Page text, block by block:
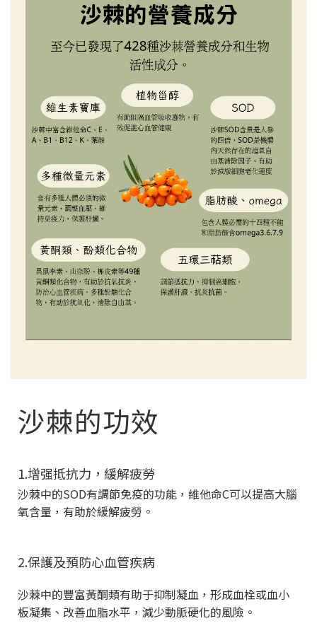
沙棘的功效
1.增强抵抗力，緩解疲勞
沙棘中的SOD有調節免疫的功能，維他命C可以提高大腦
氧含量，有助於緩解疲勞。
2.保護及預防心血管疾病
沙棘中的豐富黃酮類有助于抑制凝血，形成血栓或血小
板凝集、改善血脂水平，減少動脈硬化的風險。